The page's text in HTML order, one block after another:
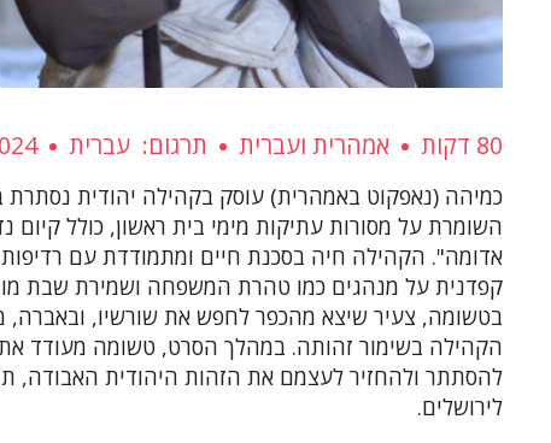
80 דקות אמהרית ועברית תרגום עברית
כמיהה (נאפקוט באמהרית) עוסק בקהילה יהודית נסתרת
השומרת על מסורות עתיקות מימי בית ראשון, כולל קיום
אדומה". הקהילה חיה בסכנת חיים ומתמודדת עם
קפדנית על מנהגים כמו טהרת המשפחה ושמירת שבת
בטשומה, צעיר שיצא מהכפר לחפש את שורשיו, ובאברה,
הקהילה בשימור זהותה. במהלך הסרט, טשומה מעודד את
להסתתר ולהחזיר לעצמם את הזהות היהודית האבודה,
לירושלים.